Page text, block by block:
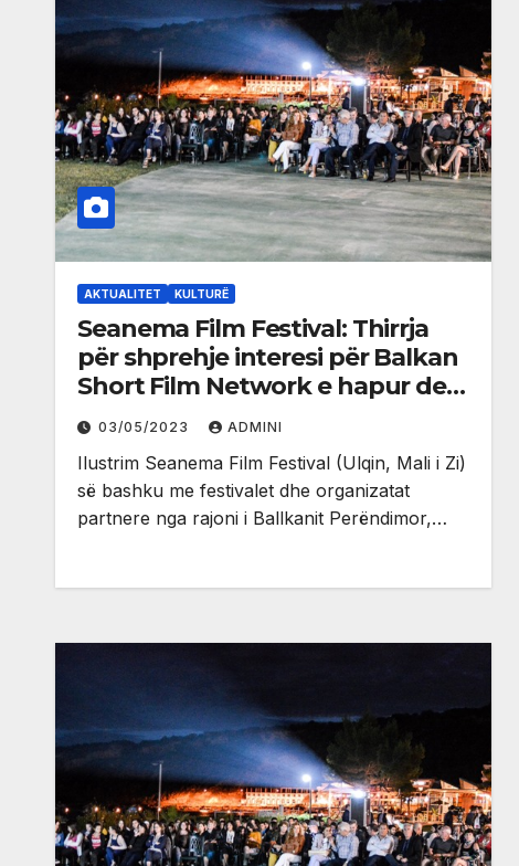
AKTUALITET KULTURË
Seanema Film Festival: Thirrja
për shprehje interesi për Balkan
Short Film Network e hapur deri
më 10 maj
03/05/2023 ADMINI
Ilustrim Seanema Film Festival (Ulqin, Mali i Zi)
së bashku me festivalet dhe organizatat
partnere nga rajoni i Ballkanit Perëndimor,…